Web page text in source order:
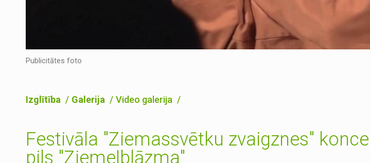
Publicitātes foto
Izglītība Galerija Video galerija
Festivāla "Ziemassvētku zvaigznes"
pils "Ziemeļblāzma"